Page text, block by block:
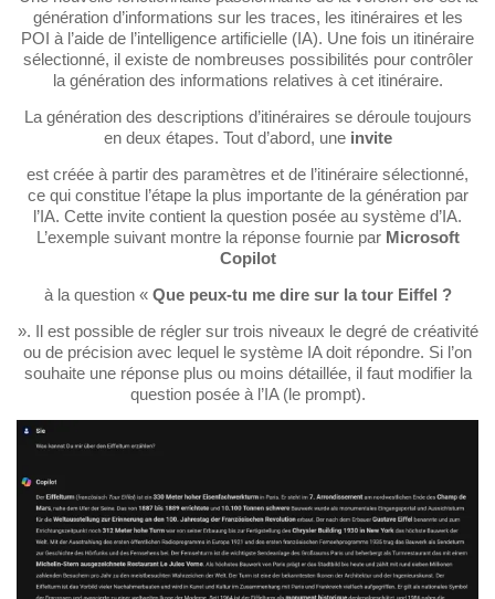
génération d’informations sur les traces, les itinéraires et les
POI à l’aide de l’intelligence artificielle (IA). Une fois un itinéraire
sélectionné, il existe de nombreuses possibilités pour contrôler
la génération des informations relatives à cet itinéraire.
La génération des descriptions d’itinéraires se déroule toujours
en deux étapes. Tout d’abord, une invite
est créée à partir des paramètres et de l’itinéraire sélectionné,
ce qui constitue l’étape la plus importante de la génération par
l’IA. Cette invite contient la question posée au système d’IA.
L’exemple suivant montre la réponse fournie par Microsoft
Copilot
à la question « Que peux-tu me dire sur la tour Eiffel ?
». Il est possible de régler sur trois niveaux le degré de créativité
ou de précision avec lequel le système IA doit répondre. Si l’on
souhaite une réponse plus ou moins détaillée, il faut modifier la
question posée à l’IA (le prompt).